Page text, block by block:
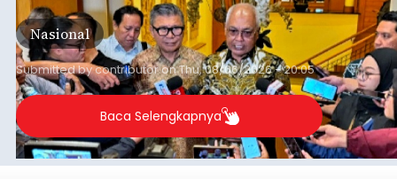
untuk Inklusi Keuangan: Jurnalisme untuk
Kepentingan Publik" di Aryaduta Hotel (Tugu
Tani) Jakarta, Kamis (6/8/2026).
Nasional
Submitted bycontributoronThu, 08/06/2026 - 20:05
Baca Selengkapnya